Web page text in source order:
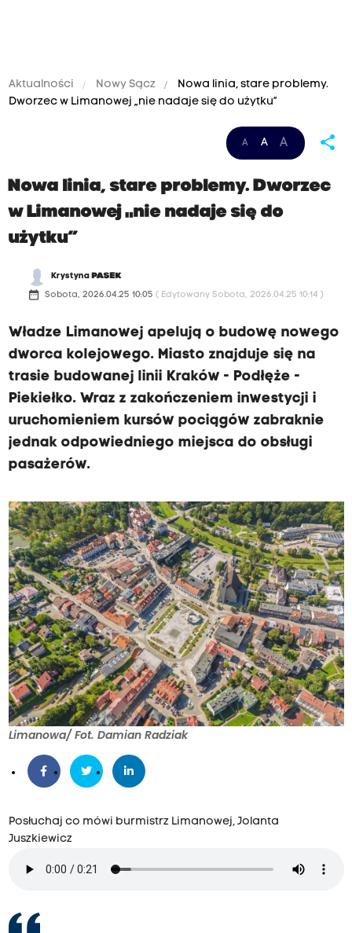
Aktualności Nowy Sącz
Nowa linia, stare problemy.
Dworzec w Limanowej „nie nadaje się do użytku”
A A A share
Nowa linia, stare problemy. Dworzec
w Limanowej „nie nadaje się do
użytku”
Krystyna PASEK
date_range Sobota, 2026.04.25 10:05 ( Edytowany Sobota, 2026.04.25 10:14 )
Władze Limanowej apelują o budowę nowego
dworca kolejowego. Miasto znajduje się na
trasie budowanej linii Kraków - Podłęże -
Piekiełko. Wraz z zakończeniem inwestycji i
uruchomieniem kursów pociągów zabraknie
jednak odpowiedniego miejsca do obsługi
pasażerów.
Limanowa/ Fot. Damian Radziak
Posłuchaj co mówi burmistrz Limanowej, Jolanta
Juszkiewicz